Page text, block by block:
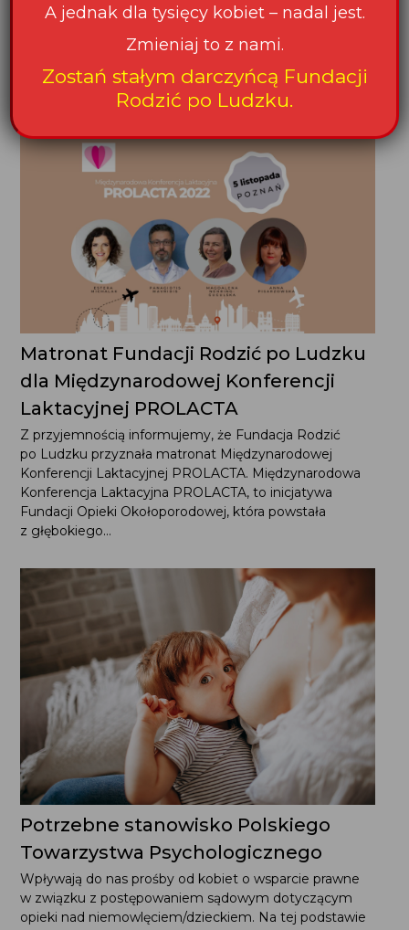
z zakresu zdrowia publicznego NPZ cel operacyjny nr 1,
zadanie 5” przez Ministerstwo Zdrowia wzbudził ogromny
sprzeciw Fundacji Rodzić po Ludzku. Fundacja protestuje
Matronat Fundacji Rodzić po Ludzku
dla Międzynarodowej Konferencji
Laktacyjnej PROLACTA
Z przyjemnością informujemy, że Fundacja Rodzić
po Ludzku przyznała matronat Międzynarodowej
Konferencji Laktacyjnej PROLACTA. Międzynarodowa
Konferencja Laktacyjna PROLACTA, to inicjatywa
Fundacji Opieki Okołoporodowej, która powstała
z głębokiego...
Potrzebne stanowisko Polskiego
Towarzystwa Psychologicznego
Wpływają do nas prośby od kobiet o wsparcie prawne
w związku z postępowaniem sądowym dotyczącym
opieki nad niemowlęciem/dzieckiem. Na tej podstawie
Fundacja zwróciła się do Polskiego Towarzystwa